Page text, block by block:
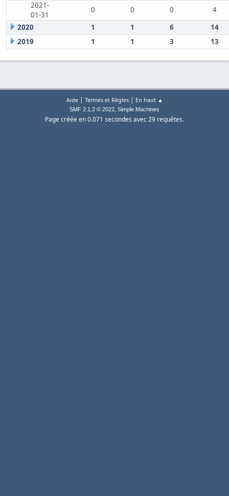
2021-
01-31
0 0 0
4
2020
1 1 6
14
2019
1 1 3 13
Aide| Termes et Règles| En haut ▲
SMF 2.1.2 © 2022, Simple Machines
Page créée en 0.071 secondes avec 29 requêtes.